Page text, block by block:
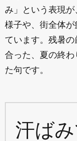
み」という表現
様子や、街全体
ています。残暑
合った、夏の終
た句です。
汗ば